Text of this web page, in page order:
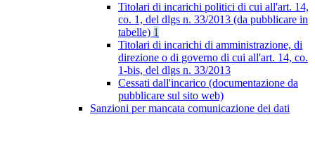
Titolari di incarichi politici di cui all'art. 14,
co. 1, del dlgs n. 33/2013 (da pubblicare in
tabelle) 1
Titolari di incarichi di amministrazione, di
direzione o di governo di cui all'art. 14, co.
1-bis, del dlgs n. 33/2013
Cessati dall'incarico (documentazione da
pubblicare sul sito web)
Sanzioni per mancata comunicazione dei dati